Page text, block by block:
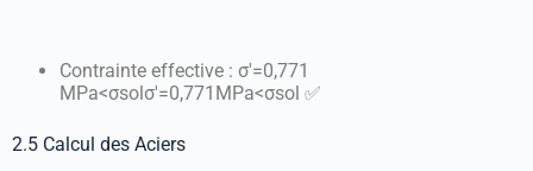
Contrainte effective : σ′=0,771
MPa<σsolσ′=0,771 MPa<σsol ✅
2.5 Calcul des Aciers